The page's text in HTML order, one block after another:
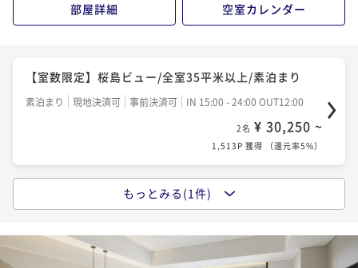
部屋詳細 空室カレンダー
【室数限定】桜島ビュー/全室35平米以上/素泊まり
素泊まり 現地決済可 事前決済可 IN 15:00 - 24:00 OUT12:00
2名 ¥ 30,250 ~
1,513P 獲得 （還元率5%）
【室数限定】シンプルステイ/全室35平米以上/朝食付
朝食付き 現地決済可 事前決済可 IN 15:00 - 24:00 OUT12:00
もっとみる(1件)